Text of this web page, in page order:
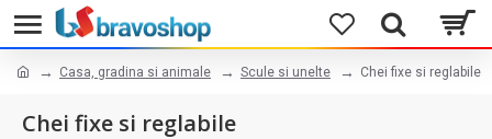
Casa, gradina si animale Scule si unelte Chei fixe si reglabile
Chei fixe si reglabile